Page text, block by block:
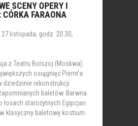
SCENY OPERY I
CÓRKA FARAONA
27 listopada, godz. 20.30,
z Teatru Bolszoj (Moskwa).
osiągnięć Pierre’a
dziedzinie rekonstrukcji
baletów. Barwna
losach starożytnych Egipcjan
klasyczny baletowy kostium.